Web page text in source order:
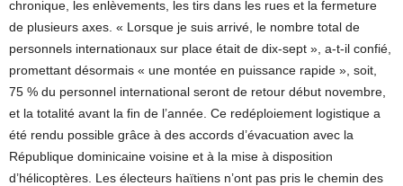
chronique, les enlèvements, les tirs dans les rues et la fermeture
de plusieurs axes. « Lorsque je suis arrivé, le nombre total de
personnels internationaux sur place était de dix-sept », a-t-il confié,
promettant désormais « une montée en puissance rapide », soit,
75 % du personnel international seront de retour début novembre,
et la totalité avant la fin de l’année. Ce redéploiement logistique a
été rendu possible grâce à des accords d’évacuation avec la
République dominicaine voisine et à la mise à disposition
d’hélicoptères. Les électeurs haïtiens n’ont pas pris le chemin des